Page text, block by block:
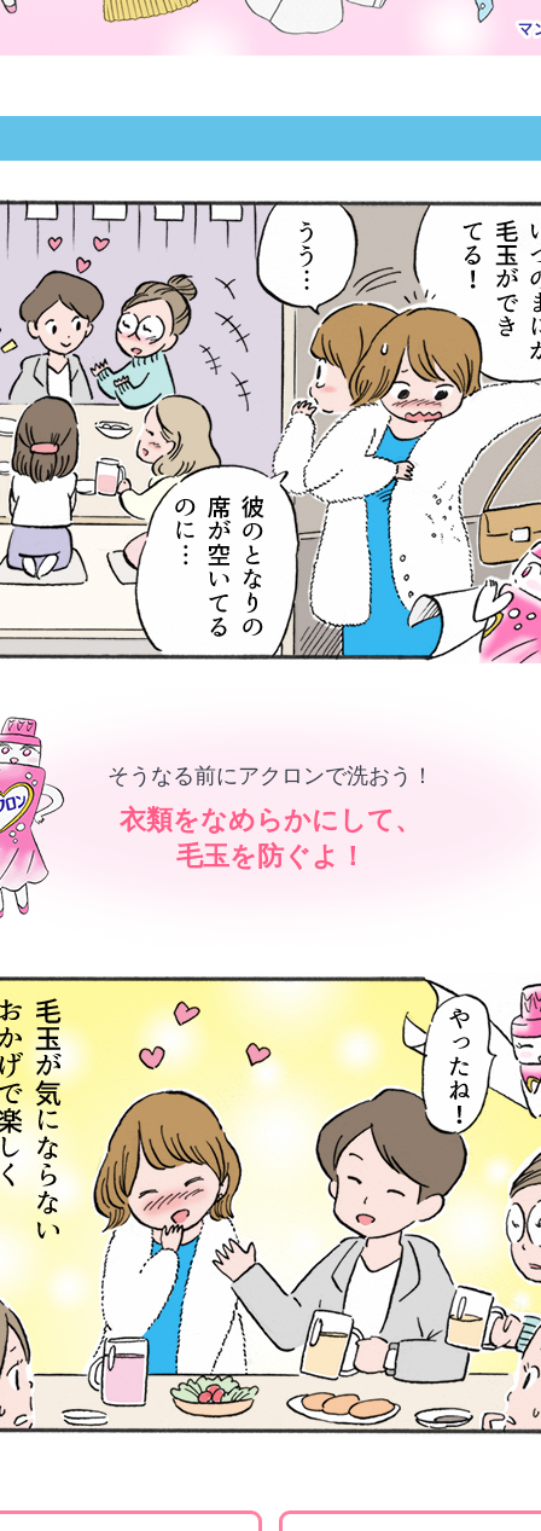
そうなる前にアクロンで洗おう！
衣類をなめらかにして、
毛玉を防ぐよ！